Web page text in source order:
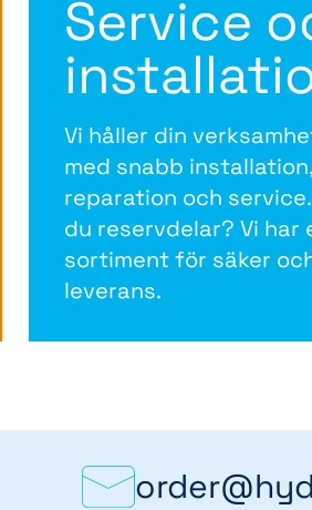
Service
Vi håller din
med snabb installation,
reparation och
du reservdelar? Vi
sortiment för säker
leverans.